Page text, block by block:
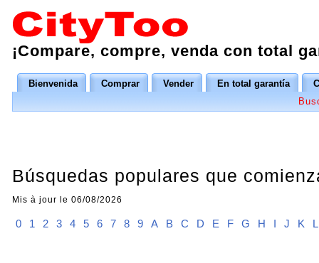
¡Compare, compre, venda con total
Bienvenida Comprar Vender En total garantía
Búsquedas populares que
Mis à jour le 06/08/2026
0 1 2 3 4 5 6 7 8 9 A B C D E F G H I J K L